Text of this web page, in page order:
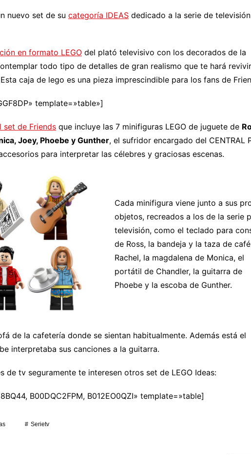
nuevo set de su categoría IDEAS dedicado a la serie de televisión
en formato LEGO del plató televisivo con los decorados de la
todo tipo de detalles de gran realismo que te hará
caja de lego es una pieza imprescindible para los fans de
template=»table»]
set de Friends que incluye las 7 minifiguras LEGO de juguete de
Joey, Phoebe y Gunther, el sufridor encargado del CENTRAL
para interpretar las célebres y graciosas escenas.
Cada minifigura viene junto a sus
objetos, recreados a los de la serie
televisión, como el teclado para
de Ross, la bandeja y la taza de
Rachel, la magdalena de Monica, el
portátil de Chandler, la guitarra de
Phoebe y la escoba de Gunther.
de la cafetería donde se sientan habitualmente. Además está el
interpretaba sus canciones a la guitarra.
de tv seguramente te interesen otros set de LEGO Ideas:
B00DQC2FPM, B012EO0QZI» template=»table]
Serietv